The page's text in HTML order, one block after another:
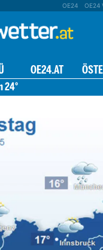
OE24 OE24
OE24.AT
24°